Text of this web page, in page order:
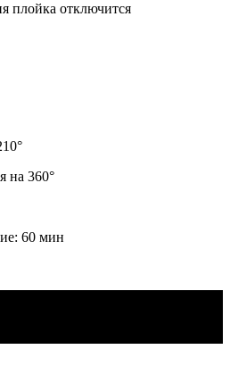
плойка отключится
на 360°
60 мин